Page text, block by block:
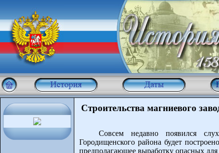
Строительства магниевого
Совсем недавно появился
Городищенского района будет
предполагающее выработку опасных для